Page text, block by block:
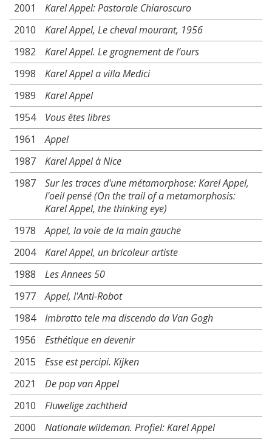
2001
Karel Appel: Pastorale Chiaroscuro
2010
Karel Appel, Le cheval mourant, 1956
1982
Karel Appel. Le grognement de l’ours
1998
Karel Appel a villa Medici
1989
Karel Appel
1954
Vous êtes libres
1961
Appel
1987
Karel Appel à Nice
1987
Sur les traces d'une métamorphose: Karel Appel,
l'oeil pensé (On the trail of a metamorphosis:
Karel Appel, the thinking eye)
1978
Appel, la voie de la main gauche
2004
Karel Appel, un bricoleur artiste
1988
Les Annees 50
1977
Appel, l'Anti-Robot
1984
Imbratto tele ma discendo da Van Gogh
1956
Esthétique en devenir
2015
Esse est percipi. Kijken
2021
De pop van Appel
2010
Fluwelige zachtheid
2000
Nationale wildeman. Profiel: Karel Appel